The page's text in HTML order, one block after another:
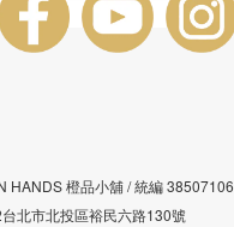
HANDS 橙品小舖 /統編38507106
北市北投區裕民六路130號